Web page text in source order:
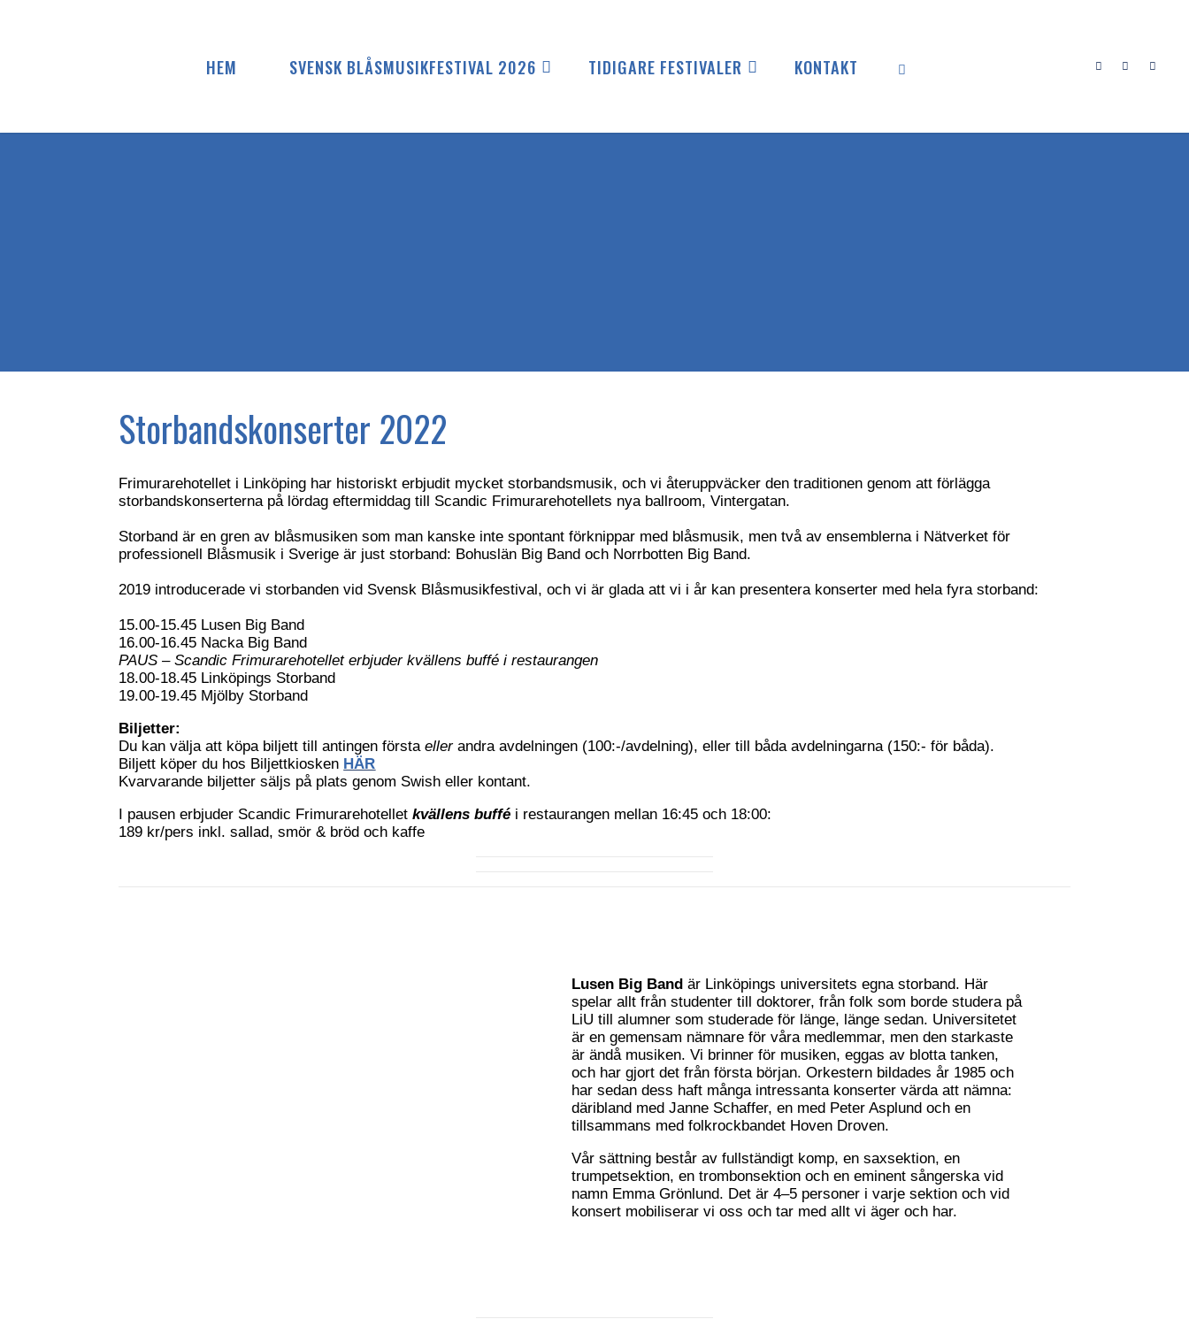
HEM SVENSK BLÅSMUSIKFESTIVAL 2026 TIDIGARE FESTIVALER KONTAKT
Storbandskonserter 2022
Frimurarehotellet i Linköping har historiskt erbjudit mycket storbandsmusik, och vi återuppväcker den traditionen genom att förlägga
storbandskonserterna på lördag eftermiddag till Scandic Frimurarehotellets nya ballroom, Vintergatan.
Storband är en gren av blåsmusiken som man kanske inte spontant förknippar med blåsmusik, men två av ensemblerna i Nätverket för
professionell Blåsmusik i Sverige är just storband: Bohuslän Big Band och Norrbotten Big Band.
2019 introducerade vi storbanden vid Svensk Blåsmusikfestival, och vi är glada att vi i år kan presentera konserter med hela fyra storband:
15.00-15.45 Lusen Big Band
16.00-16.45 Nacka Big Band
PAUS – Scandic Frimurarehotellet erbjuder kvällens buffé i restaurangen
18.00-18.45 Linköpings Storband
19.00-19.45 Mjölby Storband
Biljetter:
Du kan välja att köpa biljett till antingen förstaellerandra avdelningen (100:-/avdelning), eller till båda avdelningarna (150:- för båda).
Biljett köper du hos Biljettkiosken HÄR
Kvarvarande biljetter säljs på plats genom Swish eller kontant.
I pausen erbjuder Scandic Frimurarehotelletkvällens buffé i restaurangen mellan 16:45 och 18:00:
189 kr/pers inkl. sallad, smör & bröd och kaffe
Lusen Big Bandär Linköpings universitets egna storband. Här
spelar allt från studenter till doktorer, från folk som borde studera på
LiU till alumner som studerade för länge, länge sedan. Universitetet
är en gemensam nämnare för våra medlemmar, men den starkaste
är ändå musiken. Vi brinner för musiken, eggas av blotta tanken,
och har gjort det från första början. Orkestern bildades år 1985 och
har sedan dess haft många intressanta konserter värda att nämna:
däribland med Janne Schaffer, en med Peter Asplund och en
tillsammans med folkrockbandet Hoven Droven.
Vår sättning består av fullständigt komp, en saxsektion, en
trumpetsektion, en trombonsektion och en eminent sångerska vid
namn Emma Grönlund. Det är 4–5 personer i varje sektion och vid
konsert mobiliserar vi oss och tar med allt vi äger och har.